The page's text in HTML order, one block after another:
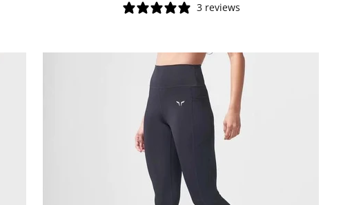
3 reviews